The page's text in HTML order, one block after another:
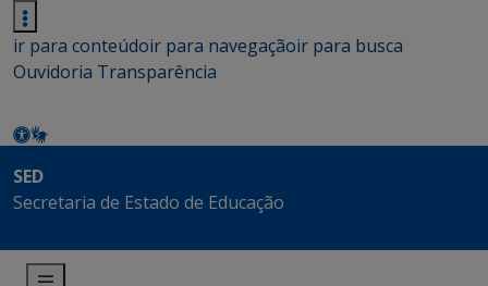
ir para conteúdoir para navegaçãoir para busca
Ouvidoria Transparência
SED
Secretaria de Estado de Educação